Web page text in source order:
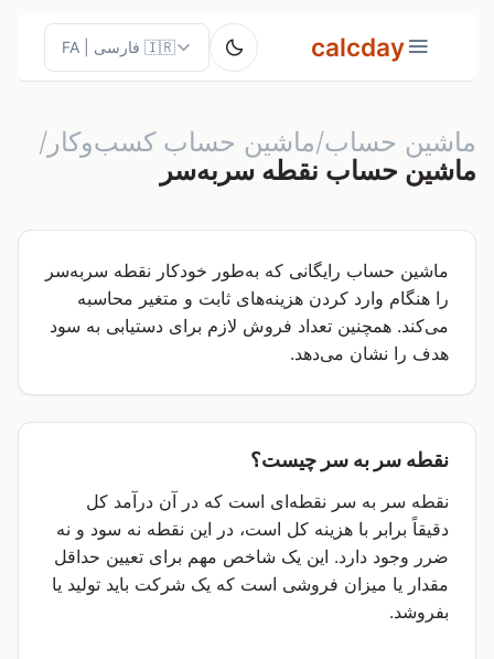
calcday
ماشین حساب/ماشین حساب کسب‌وکار/
ماشین حساب نقطه سربه‌سر
ماشین حساب رایگانی که به‌طور خودکار نقطه سربه‌سر
را هنگام وارد کردن هزینه‌های ثابت و متغیر محاسبه
می‌کند. همچنین تعداد فروش لازم برای دستیابی به سود
هدف را نشان می‌دهد.
نقطه سر به سر چیست؟
نقطه سر به سر نقطه‌ای است که در آن درآمد کل
دقیقاً برابر با هزینه کل است، در این نقطه نه سود و نه
ضرر وجود دارد. این یک شاخص مهم برای تعیین حداقل
مقدار یا میزان فروشی است که یک شرکت باید تولید یا
بفروشد.